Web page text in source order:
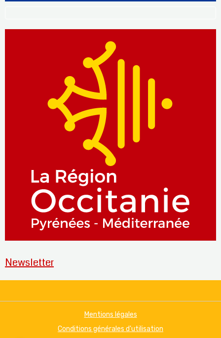
Newsletter
Mentions légales
Conditions générales d'utilisation